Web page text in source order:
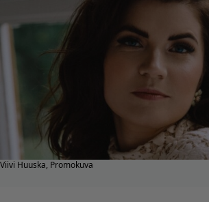
Viivi Huuska, Promokuva